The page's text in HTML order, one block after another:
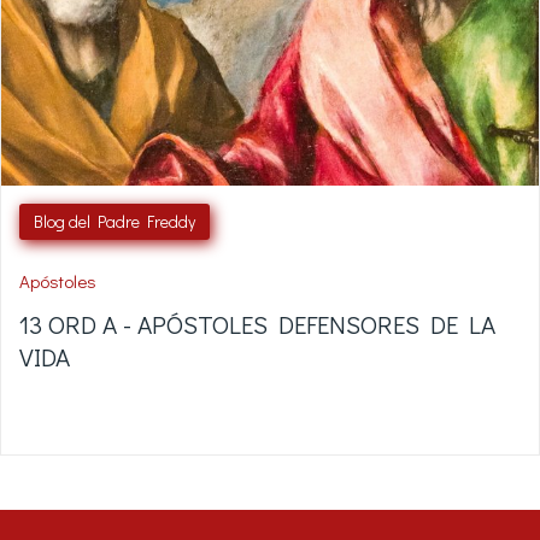
Blog del Padre Freddy
Apóstoles
13 ORD A - APÓSTOLES DEFENSORES DE LA
VIDA